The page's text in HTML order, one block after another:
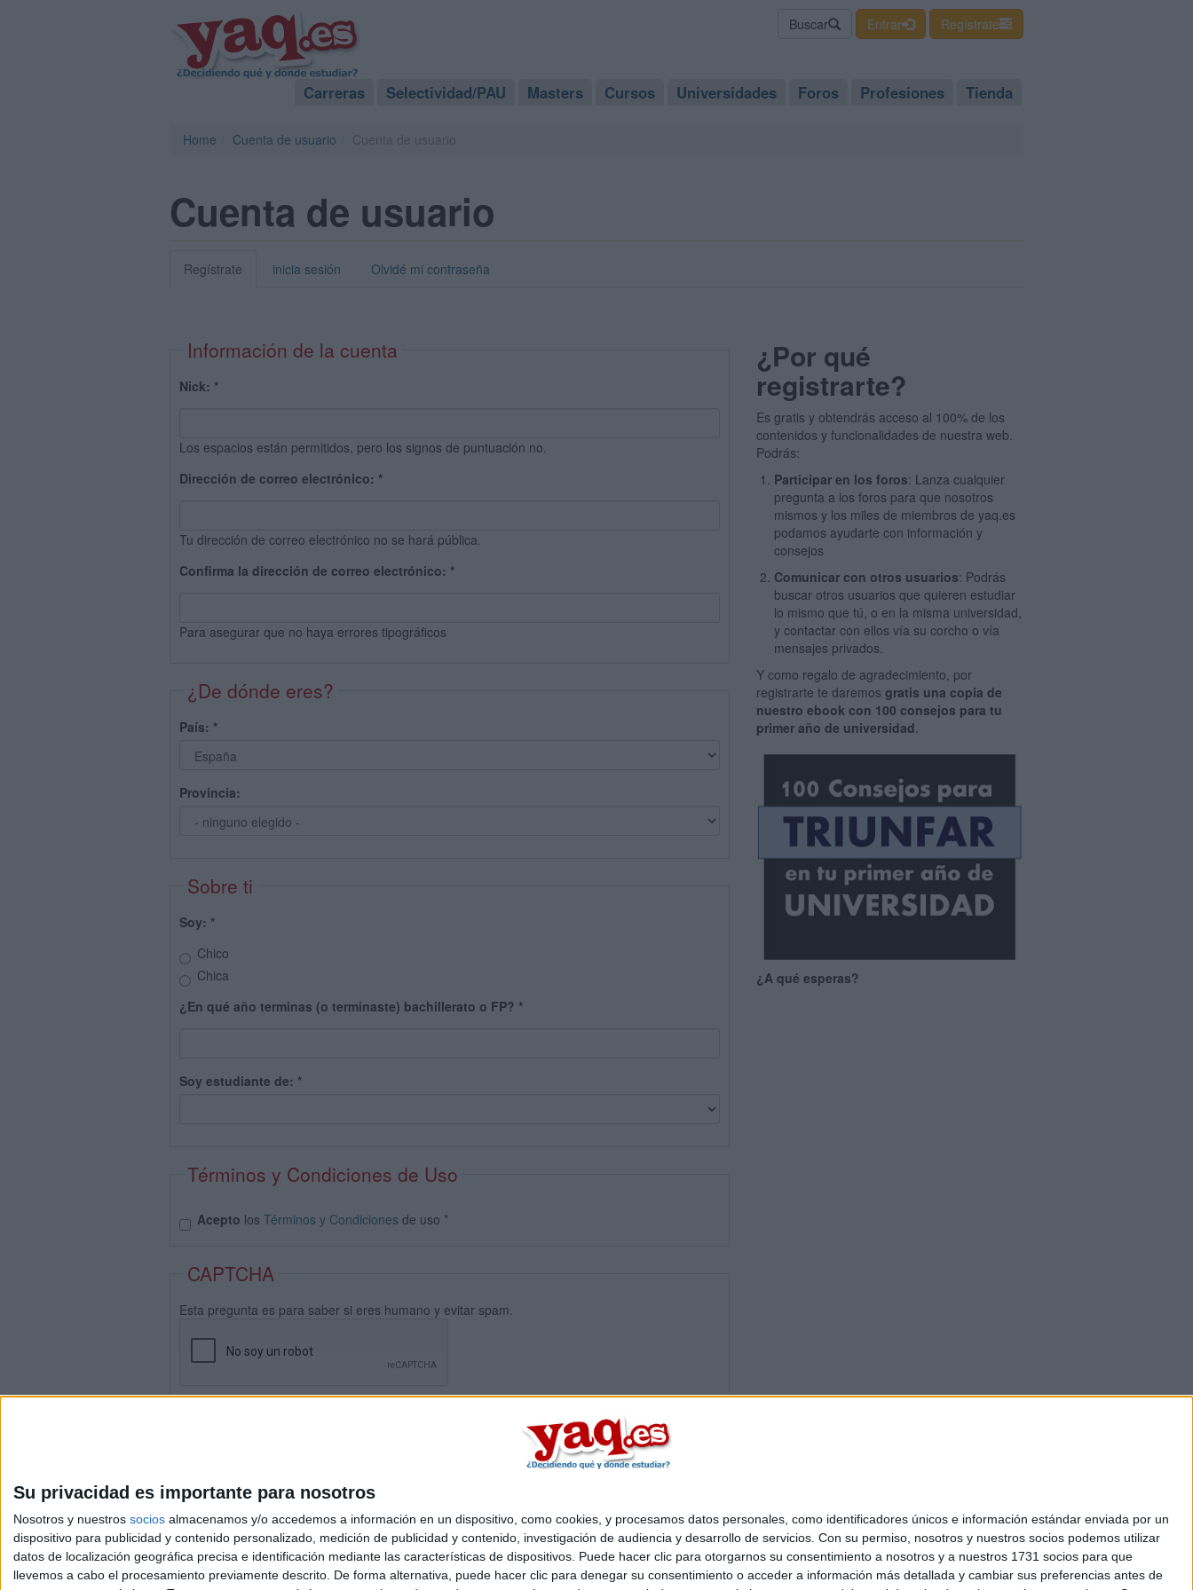
Su privacidad es importante para nosotros
Nosotros y nuestros socios almacenamos y/o accedemos a información en un dispositivo, como cookies, y procesamos datos personales, como identificadores únicos e información estándar enviada por un
dispositivo para publicidad y contenido personalizado, medición de publicidad y contenido, investigación de audiencia y desarrollo de servicios. Con su permiso, nosotros y nuestros socios podemos utilizar
datos de localización geográfica precisa e identificación mediante las características de dispositivos. Puede hacer clic para otorgarnos su consentimiento a nosotros y a nuestros 1731 socios para que
llevemos a cabo el procesamiento previamente descrito. De forma alternativa, puede hacer clic para denegar su consentimiento o acceder a información más detallada y cambiar sus preferencias antes de
Buscar Entrar Regístrate
Carreras Selectividad/PAU Masters Cursos Universidades Foros Profesiones Tienda
Home Cuenta de usuario
Cuenta de usuario
Regístrate inicia sesión Olvidé mi contraseña
Información de la cuenta
Nick: *
Los espacios están permitidos, pero los signos de puntuación no.
Dirección de correo electrónico: *
Tu dirección de correo electrónico no se hará pública.
Confirma la dirección de correo electrónico: *
Para asegurar que no haya errores tipográficos
¿De dónde eres?
País: *
Provincia:
Sobre ti
Soy: *
Chico
Chica
¿En qué año terminas (o terminaste) bachillerato o FP? *
Soy estudiante de: *
Términos y Condiciones de Uso
Acepto los Términos y Condiciones de uso *
CAPTCHA
Esta pregunta es para saber si eres humano y evitar spam.
¿Por qué
registrarte?
Es gratis y obtendrás acceso al 100% de los
contenidos y funcionalidades de nuestra web.
Podrás:
Participar en los foros: Lanza cualquier
pregunta a los foros para que nosotros
mismos y los miles de miembros de yaq.es
podamos ayudarte con información y
consejos
Comunicar con otros usuarios: Podrás
buscar otros usuarios que quieren estudiar
lo mismo que tú, o en la misma universidad,
y contactar con ellos vía su corcho o vía
mensajes privados.
Y como regalo de agradecimiento, por
registrarte te daremosgratis una copia de
nuestro ebook con 100 consejos para tu
primer año de universidad.
¿A qué esperas?
Quiénes somos |Contactar| Anúnciate
Aviso legal|Politica de privacidad|Condiciones generales|Política de cookies